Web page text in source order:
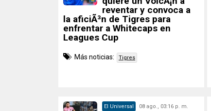
reventar y convoca a
la aficiÃ³n de Tigres para
enfrentar a Whitecaps en
Leagues Cup
Más noticias: Tigres
El Universal 08 ago., 03:16 p. m.